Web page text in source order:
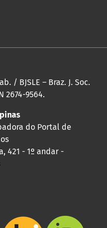
/ BJSLE – Braz. J. Soc.
2674-9564.
do Portal de
421 - 1º andar -